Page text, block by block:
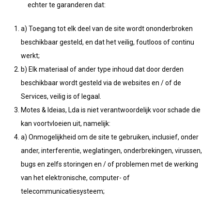
echter te garanderen dat:
a) Toegang tot elk deel van de site wordt ononderbroken
beschikbaar gesteld, en dat het veilig, foutloos of continu
werkt;
b) Elk materiaal of ander type inhoud dat door derden
beschikbaar wordt gesteld via de websites en / of de
Services, veilig is of legaal.
Motes & Ideias, Lda is niet verantwoordelijk voor schade die
kan voortvloeien uit, namelijk:
a) Onmogelijkheid om de site te gebruiken, inclusief, onder
ander, interferentie, weglatingen, onderbrekingen, virussen,
bugs en zelfs storingen en / of problemen met de werking
van het elektronische, computer- of
telecommunicatiesysteem;